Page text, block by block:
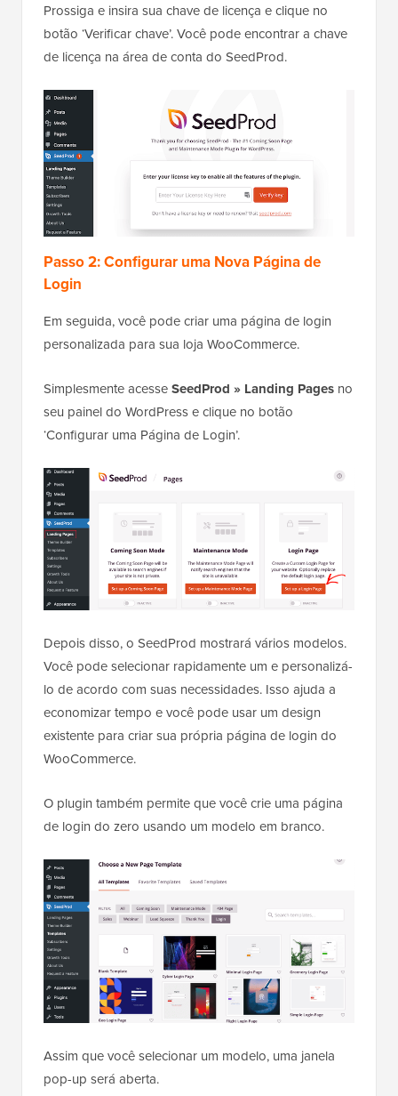
Prossiga e insira sua chave de licença e clique no
botão ‘Verificar chave’. Você pode encontrar a chave
de licença na área de conta do SeedProd.
Passo 2: Configurar uma Nova Página de
Login
Em seguida, você pode criar uma página de login
personalizada para sua loja WooCommerce.
Simplesmente acesseSeedProd » Landing Pages no
seu painel do WordPress e clique no botão
‘Configurar uma Página de Login’.
Depois disso, o SeedProd mostrará vários modelos.
Você pode selecionar rapidamente um e personalizá-
lo de acordo com suas necessidades. Isso ajuda a
economizar tempo e você pode usar um design
existente para criar sua própria página de login do
WooCommerce.
O plugin também permite que você crie uma página
de login do zero usando um modelo em branco.
Assim que você selecionar um modelo, uma janela
pop-up será aberta.